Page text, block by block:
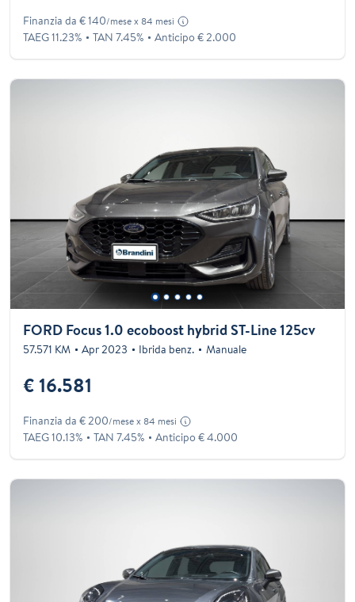
Finanzia da € 140/mese x 84 mesi
TAEG 11.23% TAN 7.45% Anticipo € 2.000
FORD Focus 1.0 ecoboost hybrid ST-Line 125cv
57.571 KM Apr 2023 Ibrida benz. Manuale
€ 16.581
Finanzia da € 200/mese x 84 mesi
TAEG 10.13% TAN 7.45% Anticipo € 4.000